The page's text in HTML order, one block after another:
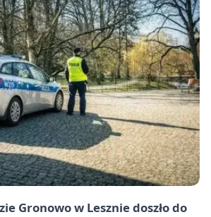
Gronowo w Lesznie doszło do